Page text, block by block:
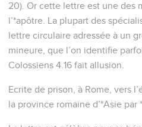
20). Or cette lettre est une des
l’*apôtre. La plupart des
lettre circulaire adressée à un
mineure, que l’on identifie
Colossiens 4.16 fait allusion.
Ecrite de prison, à Rome, vers
la province romaine d’*Asie par